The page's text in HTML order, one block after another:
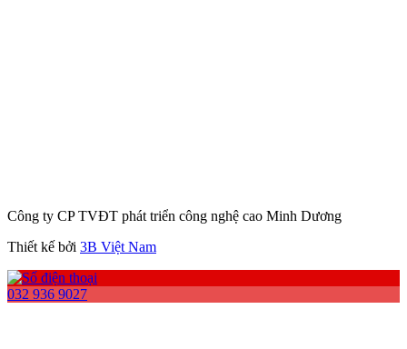
Công ty CP TVĐT phát triển công nghệ cao Minh Dương
Thiết kế bởi 3B Việt Nam
032 936 9027